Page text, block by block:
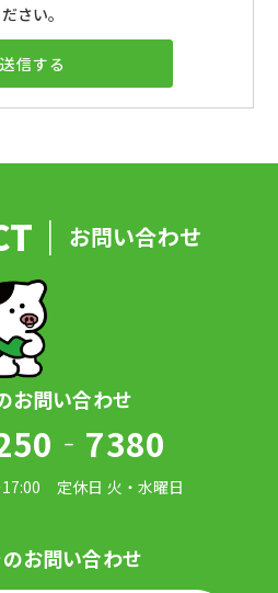
ださい。
お問い合わせ